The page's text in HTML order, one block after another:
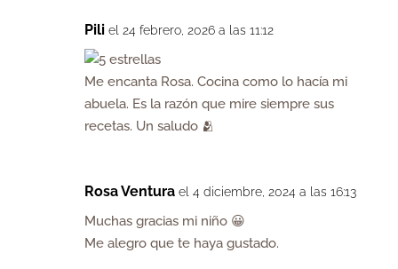
Pili el 24 febrero, 2026 a las 11:12
Me encanta Rosa. Cocina como lo hacía mi
abuela. Es la razón que mire siempre sus
recetas. Un saludo 🫂
Rosa Ventura el 4 diciembre, 2024 a las 16:13
Muchas gracias mi niño 😀
Me alegro que te haya gustado.